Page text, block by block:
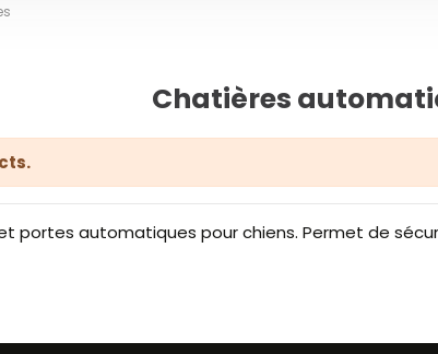
Chatières
portes automatiques pour chiens. Permet de